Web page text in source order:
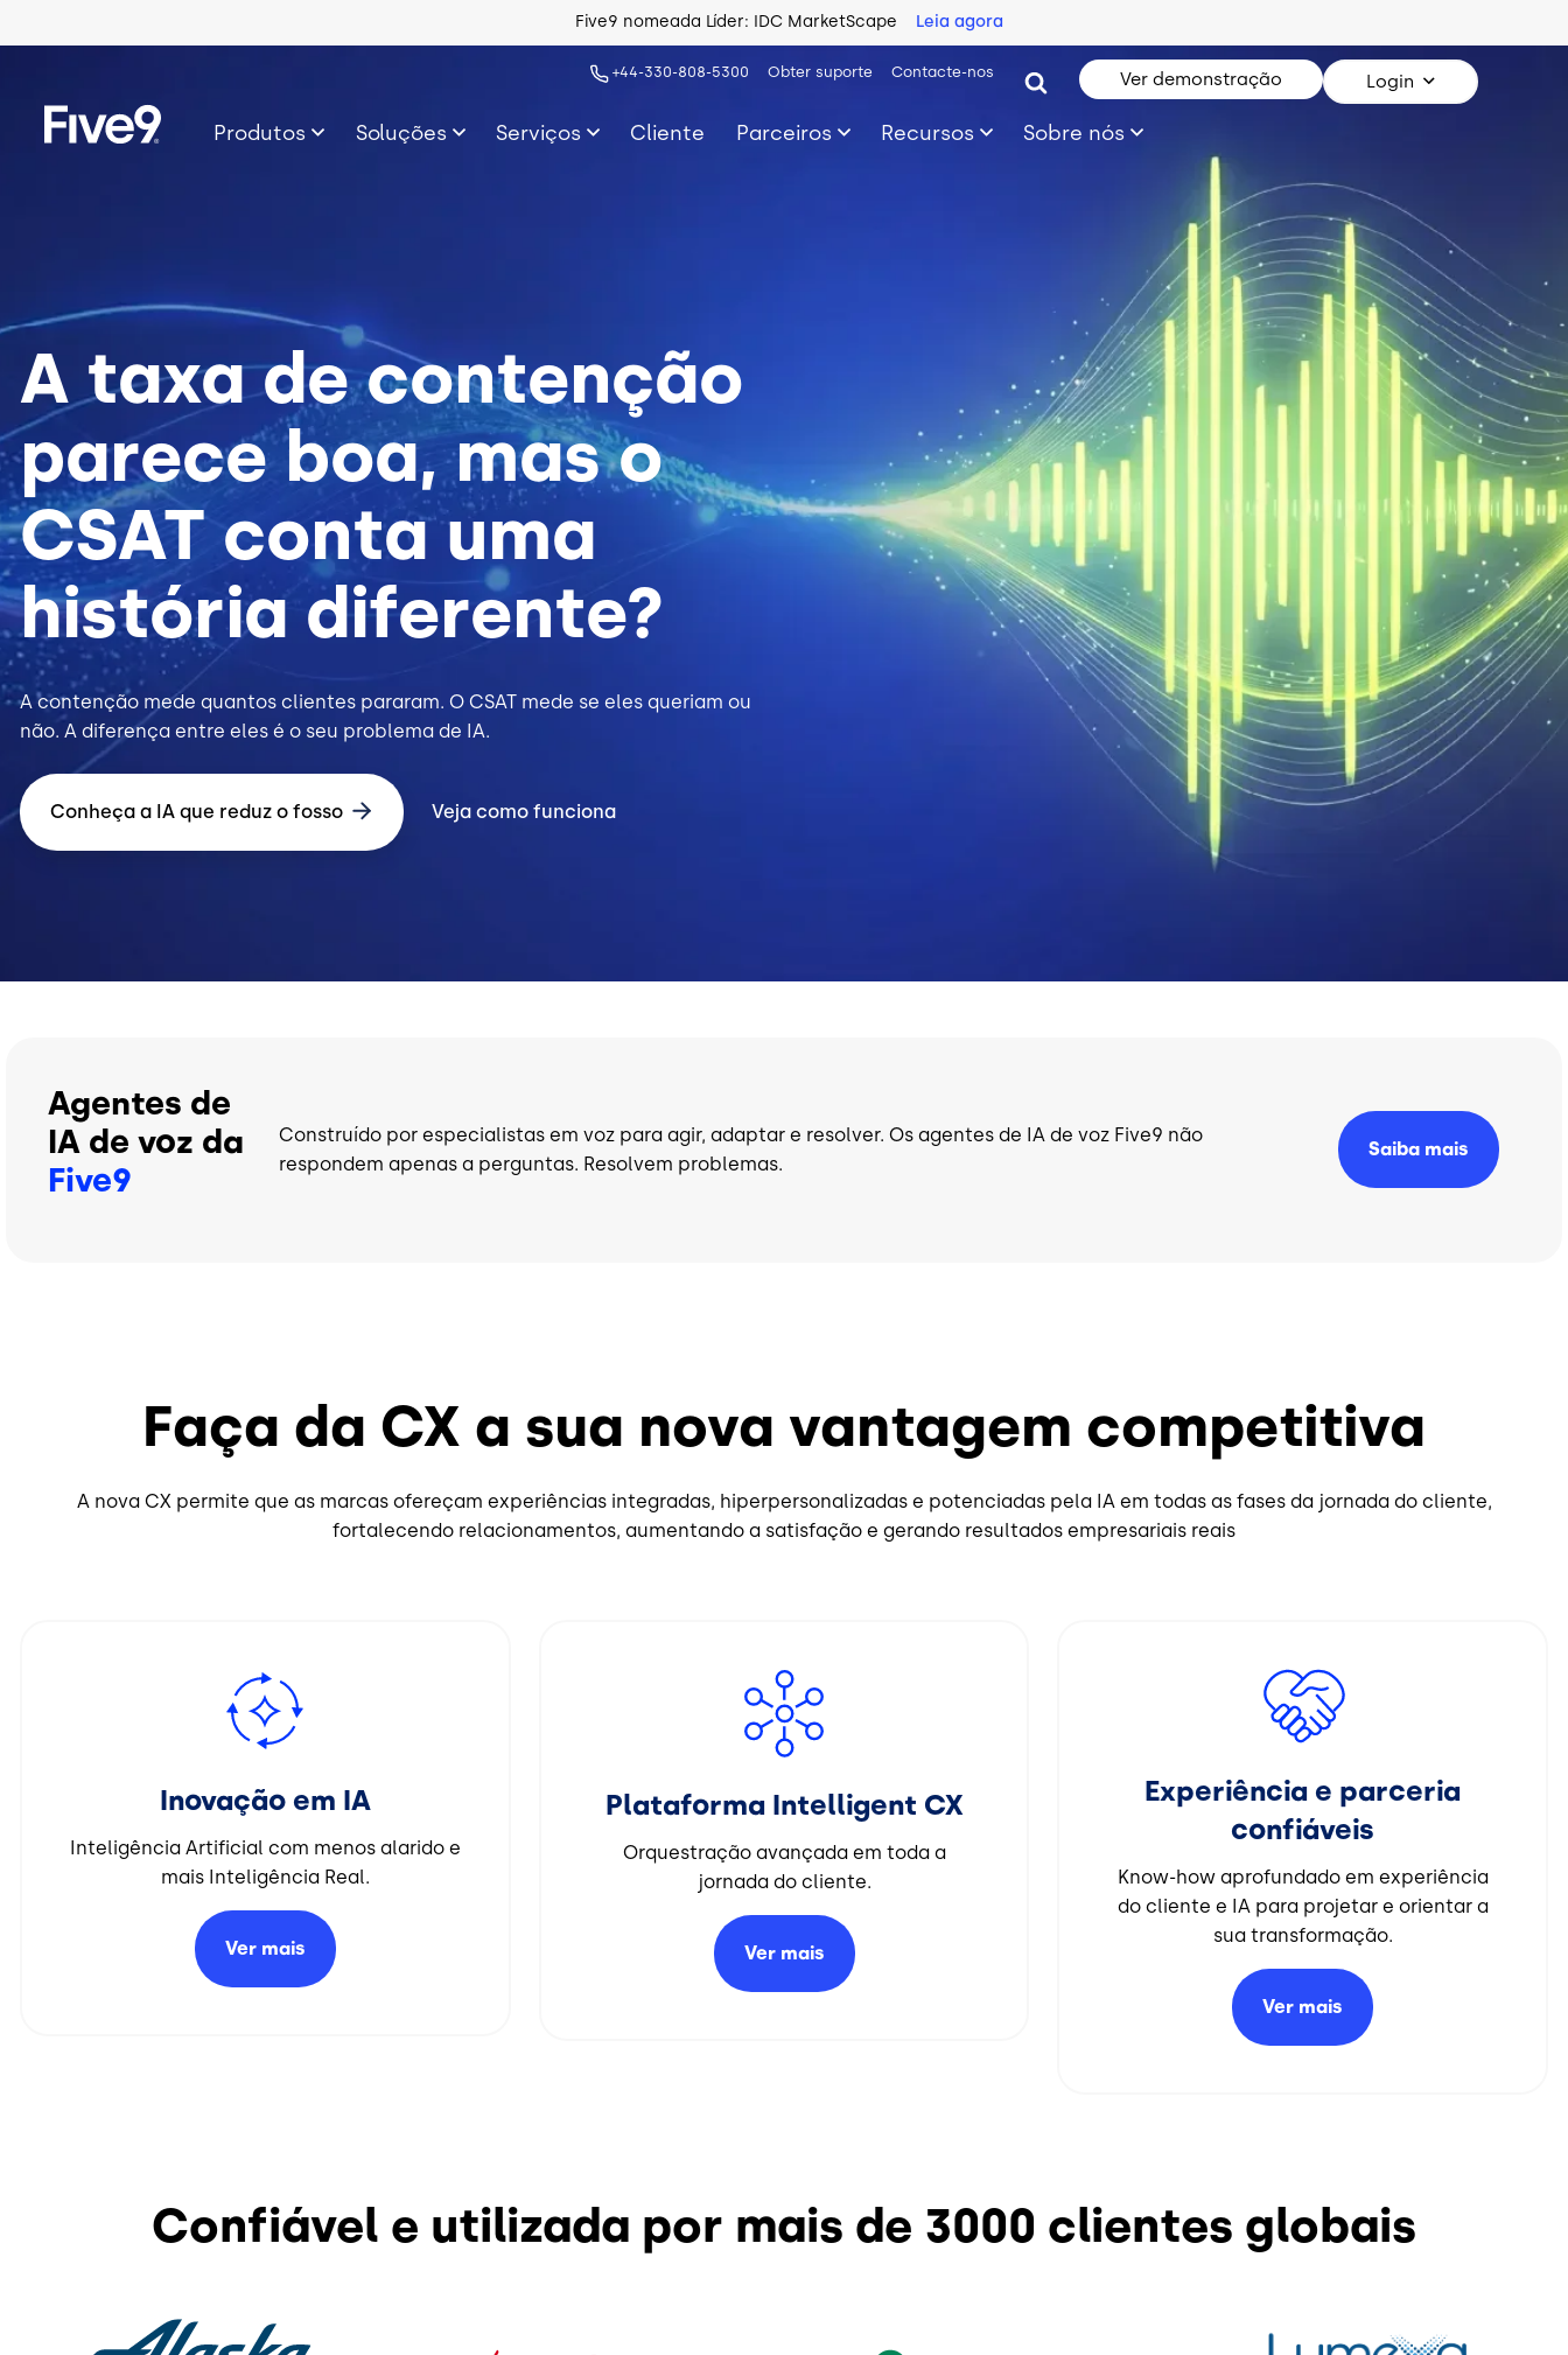
Five9 nomeada Líder: IDC MarketScape Leia agora
+44-330-808-5300 Obter suporte Contacte-nos Ver demonstração Login
Produtos Soluções Serviços Cliente Parceiros Recursos Sobre nós
A taxa de contenção
parece boa, mas o
CSAT conta uma
história diferente?
A contenção mede quantos clientes pararam. O CSAT mede se eles queriam ou
não. A diferença entre eles é o seu problema de IA.
Conheça a IA que reduz o fosso Veja como funciona
Agentes de
IA de voz da
Five9
Construído por especialistas em voz para agir, adaptar e resolver. Os agentes de IA de voz Five9 não
respondem apenas a perguntas. Resolvem problemas.
Saiba mais
Faça da CX a sua nova vantagem competitiva
A nova CX permite que as marcas ofereçam experiências integradas, hiperpersonalizadas e potenciadas pela IA em todas as fases da jornada do cliente,
fortalecendo relacionamentos, aumentando a satisfação e gerando resultados empresariais reais
Inovação em IA
Inteligência Artificial com menos alarido e
mais Inteligência Real.
Ver mais
Imagem
Plataforma Intelligent CX
Orquestração avançada em toda a
jornada do cliente.
Ver mais
Imagem
Experiência e parceria
confiáveis
Know-how aprofundado em experiência
do cliente e IA para projetar e orientar a
sua transformação.
Ver mais
Imagem
Confiável e utilizada por mais de 3000 clientes globais